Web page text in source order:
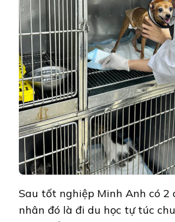
Sau tốt nghiệp Minh Anh có 2
nhân đó là đi du học tự túc